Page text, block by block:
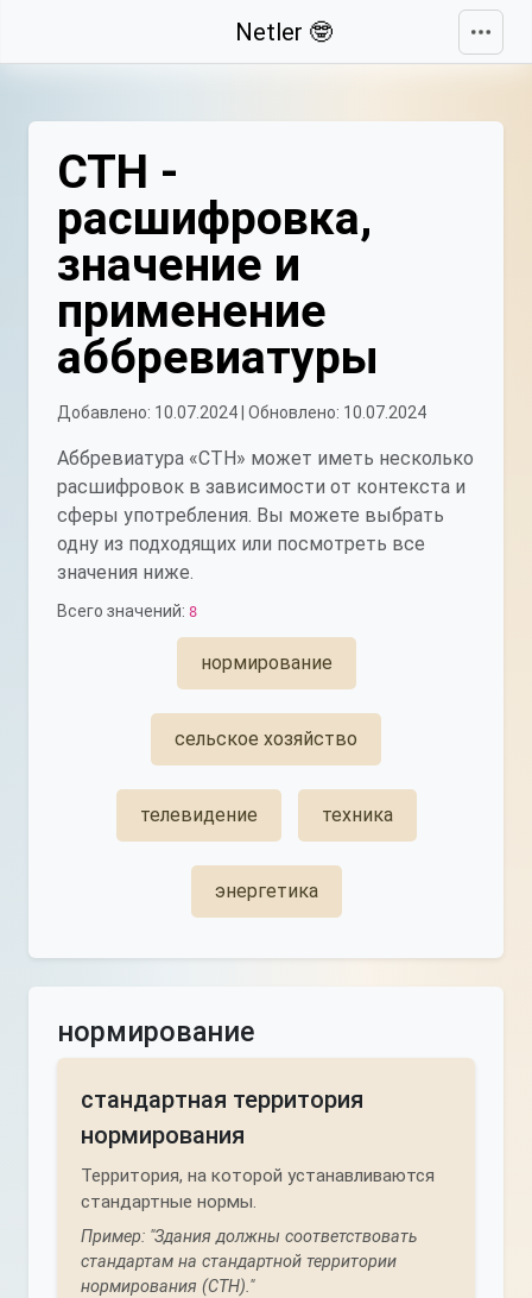
Netler 🤓
СТН -
расшифровка,
значение и
применение
аббревиатуры
Добавлено: 10.07.2024 | Обновлено: 10.07.2024
Аббревиатура «СТН» может иметь несколько
расшифровок в зависимости от контекста и
сферы употребления. Вы можете выбрать
одну из подходящих или посмотреть все
значения ниже.
Всего значений: 8
нормирование
сельское хозяйство
телевидение техника
энергетика
нормирование
стандартная территория
нормирования
Территория, на которой устанавливаются
стандартные нормы.
Пример: "Здания должны соответствовать
стандартам на стандартной территории
нормирования (СТН)."